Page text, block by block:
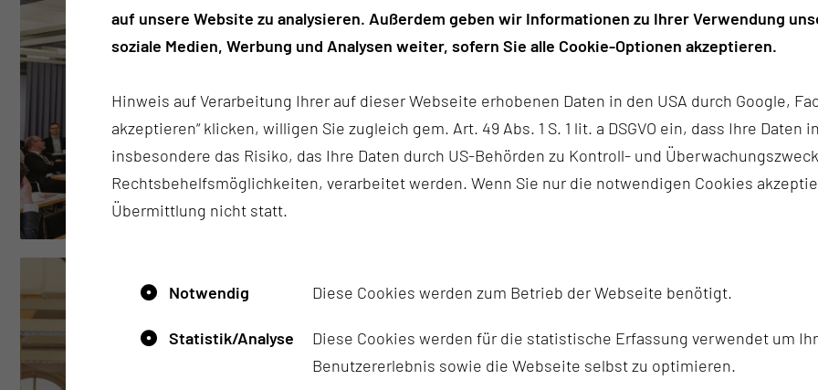
Bundesregierung. Viel
Wissenschaftlerinnen und
Professor Dr. Martin Brussig
Duisburg-Essen und
Sozialpolitikforschung):
Professorin Dr. Birgit
und TU Chemnitz):
Wittenberg): „Demografie
Professor Dr. Simon
Wittenberg): „Kita ist für
auf unsere Website zu analysieren. Außerdem geben wir Informationen zu Ihrer Verwendung
soziale Medien, Werbung und Analysen weiter, sofern Sie alle Cookie-Optionen akzeptieren.
Hinweis auf Verarbeitung Ihrer auf dieser Webseite erhobenen Daten in den USA durch Google,
akzeptieren“ klicken, willigen Sie zugleich gem. Art. 49 Abs. 1 S. 1 lit. a DSGVO ein, dass Ihre
insbesondere das Risiko, das Ihre Daten durch US-Behörden zu Kontroll- und
Rechtsbehelfsmöglichkeiten, verarbeitet werden. Wenn Sie nur die notwendigen Cookies
Übermittlung nicht statt.
Notwendig Diese Cookies werden zum Betrieb der Webseite benötigt.
Statistik/Analyse
Diese Cookies werden für die statistische Erfassung verwendet um Ihr
Benutzererlebnis sowie die Webseite selbst zu optimieren.